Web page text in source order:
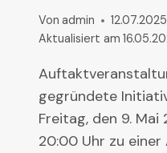
Von admin
12.07.2025
Aktualisiert am
gegründete
Freitag, den 9. Mai
20:00 Uhr zu